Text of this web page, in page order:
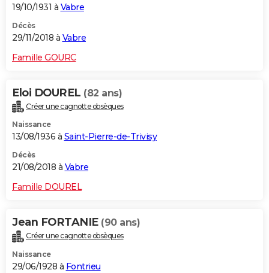
19/10/1931 à Vabre
Décès
29/11/2018 à Vabre
Famille GOURC
Eloi DOUREL (82 ans)
Créer une cagnotte obsèques
Naissance
13/08/1936 à Saint-Pierre-de-Trivisy
Décès
21/08/2018 à Vabre
Famille DOUREL
Jean FORTANIE (90 ans)
Créer une cagnotte obsèques
Naissance
29/06/1928 à Fontrieu